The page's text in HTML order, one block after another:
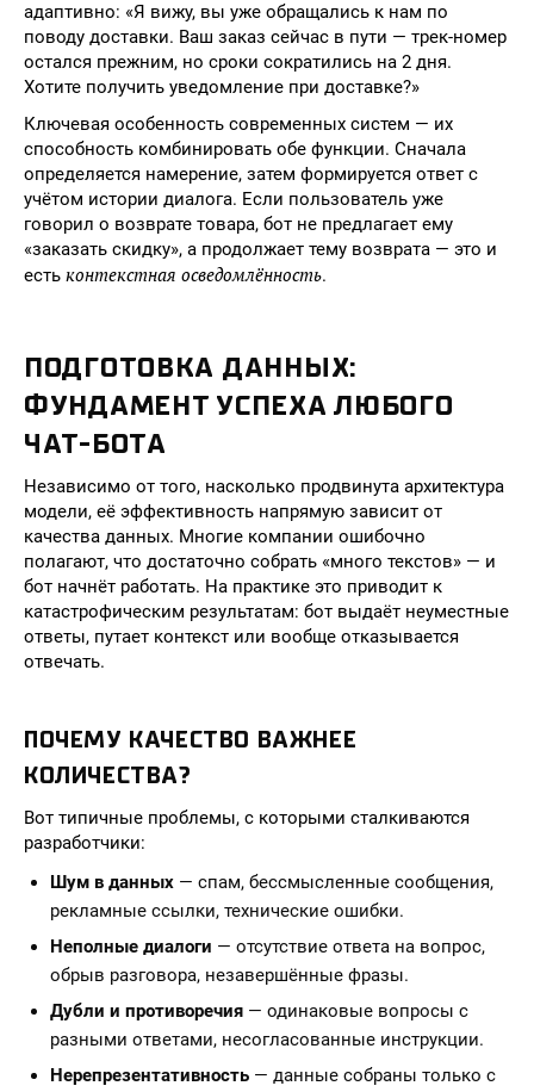
адаптивно: «Я вижу, вы уже обращались к нам по
поводу доставки. Ваш заказ сейчас в пути — трек-номер
остался прежним, но сроки сократились на 2 дня.
Хотите получить уведомление при доставке?»
Ключевая особенность современных систем — их
способность комбинировать обе функции. Сначала
определяется намерение, затем формируется ответ с
учётом истории диалога. Если пользователь уже
говорил о возврате товара, бот не предлагает ему
«заказать скидку», а продолжает тему возврата — это и
есть контекстная осведомлённость.
ПОДГОТОВКА ДАННЫХ:
ФУНДАМЕНТ УСПЕХА ЛЮБОГО
ЧАТ-БОТА
Независимо от того, насколько продвинута архитектура
модели, её эффективность напрямую зависит от
качества данных. Многие компании ошибочно
полагают, что достаточно собрать «много текстов» — и
бот начнёт работать. На практике это приводит к
катастрофическим результатам: бот выдаёт неуместные
ответы, путает контекст или вообще отказывается
отвечать.
ПОЧЕМУ КАЧЕСТВО ВАЖНЕЕ
КОЛИЧЕСТВА?
Вот типичные проблемы, с которыми сталкиваются
разработчики:
Шум в данных — спам, бессмысленные сообщения,
рекламные ссылки, технические ошибки.
Неполные диалоги — отсутствие ответа на вопрос,
обрыв разговора, незавершённые фразы.
Дубли и противоречия — одинаковые вопросы с
разными ответами, несогласованные инструкции.
Нерепрезентативность — данные собраны только с